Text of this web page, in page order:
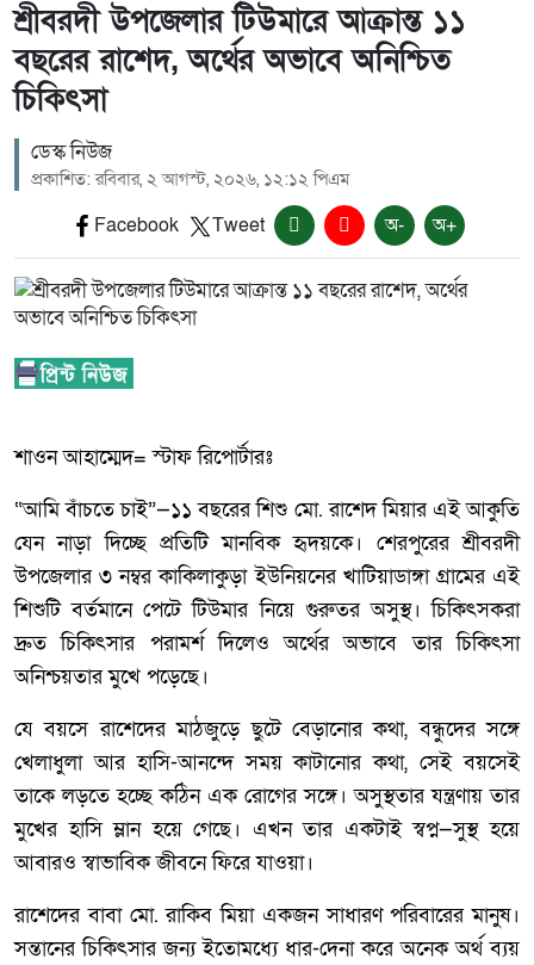
শ্রীবরদী উপজেলার টিউমারে আক্রান্ত ১১
বছরের রাশেদ, অর্থের অভাবে অনিশ্চিত
চিকিৎসা
ডেস্ক নিউজ
প্রকাশিত: রবিবার, ২ আগস্ট, ২০২৬, ১২:১২ পিএম
Facebook Tweet অ- অ+
শাওন আহাম্মেদ= স্টাফ রিপোর্টারঃ
“আমি বাঁচতে চাই”—১১ বছরের শিশু মো. রাশেদ মিয়ার এই আকুতি
যেন নাড়া দিচ্ছে প্রতিটি মানবিক হৃদয়কে। শেরপুরের শ্রীবরদী
উপজেলার ৩ নম্বর কাকিলাকুড়া ইউনিয়নের খাটিয়াডাঙ্গা গ্রামের এই
শিশুটি বর্তমানে পেটে টিউমার নিয়ে গুরুতর অসুস্থ। চিকিৎসকরা
দ্রুত চিকিৎসার পরামর্শ দিলেও অর্থের অভাবে তার চিকিৎসা
অনিশ্চয়তার মুখে পড়েছে।
যে বয়সে রাশেদের মাঠজুড়ে ছুটে বেড়ানোর কথা, বন্ধুদের সঙ্গে
খেলাধুলা আর হাসি-আনন্দে সময় কাটানোর কথা, সেই বয়সেই
তাকে লড়তে হচ্ছে কঠিন এক রোগের সঙ্গে। অসুস্থতার যন্ত্রণায় তার
মুখের হাসি ম্লান হয়ে গেছে। এখন তার একটাই স্বপ্ন—সুস্থ হয়ে
আবারও স্বাভাবিক জীবনে ফিরে যাওয়া।
রাশেদের বাবা মো. রাকিব মিয়া একজন সাধারণ পরিবারের মানুষ।
সন্তানের চিকিৎসার জন্য ইতোমধ্যে ধার-দেনা করে অনেক অর্থ ব্যয়